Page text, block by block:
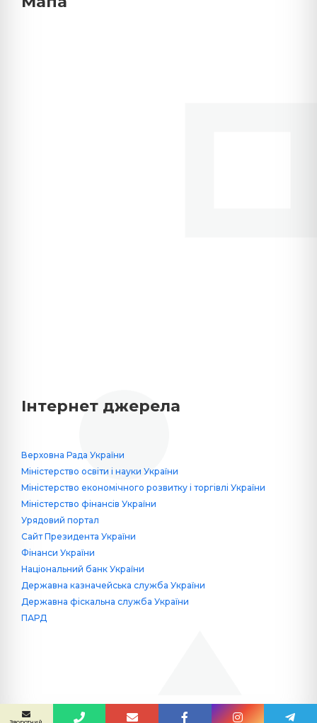
Інтернет джерела
Верховна Рада України
Міністерство освіти і науки України
Міністерство економічного розвитку і торгівлі України
Міністерство фінансів України
Урядовий портал
Сайт Президента України
Фінанси України
Національний банк України
Державна казначейська служба України
Державна фіскальна служба України
ПАРД
Сайт створив Yuriy Krykun
Зворотний